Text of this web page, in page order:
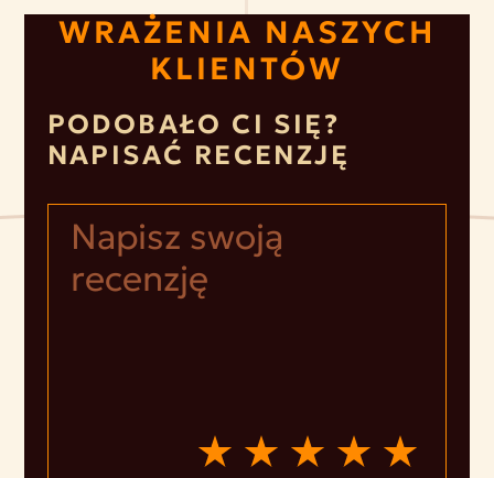
WRAŻENIA NASZYCH
KLIENTÓW
PODOBAŁO CI SIĘ?
NAPISAĆ RECENZJĘ